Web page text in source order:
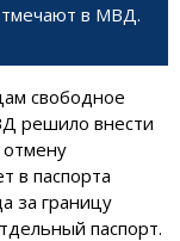
в МВД.
свободное
решило внести
в паспорта
за границу
паспорт.